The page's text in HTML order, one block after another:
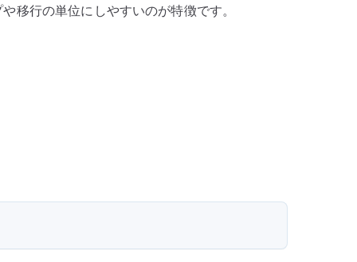
行の単位にしやすいのが特徴です。